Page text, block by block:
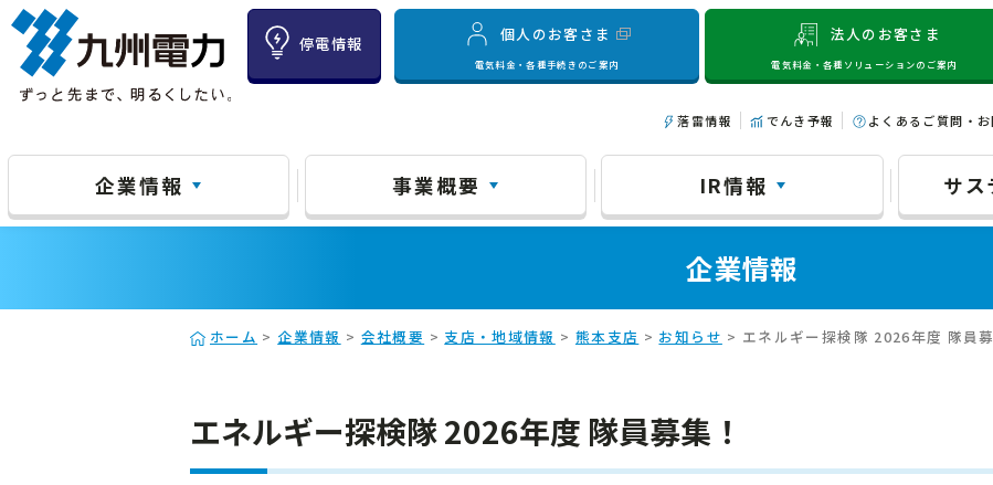
停電情報
個人のお客さま
電気料金・各種手続きのご案内
法人のお客さま
電気料金・各種ソリューションのご案内
落雷情報 でんき予報 よくあるご質問・
企業情報 事業概要 IR情報 サス
企業情報
ホーム > 企業情報 > 会社概要 > 支店・地域情報 > 熊本支店 > お知らせ > エネルギー探検隊 2026年度 隊員募
エネルギー探検隊 2026年度 隊員募集！